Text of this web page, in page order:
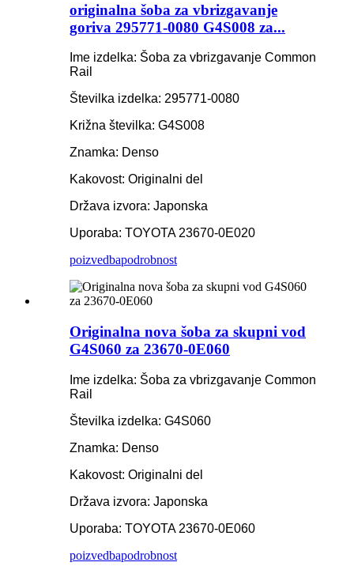
originalna šoba za vbrizgavanje
goriva 295771-0080 G4S008 za...
Ime izdelka: Šoba za vbrizgavanje Common
Rail
Številka izdelka: 295771-0080
Križna številka: G4S008
Znamka: Denso
Kakovost: Originalni del
Država izvora: Japonska
Uporaba: TOYOTA 23670-0E020
poizvedbapodrobnost
Originalna nova šoba za skupni vod
G4S060 za 23670-0E060
Ime izdelka: Šoba za vbrizgavanje Common
Rail
Številka izdelka: G4S060
Znamka: Denso
Kakovost: Originalni del
Država izvora: Japonska
Uporaba: TOYOTA 23670-0E060
poizvedbapodrobnost